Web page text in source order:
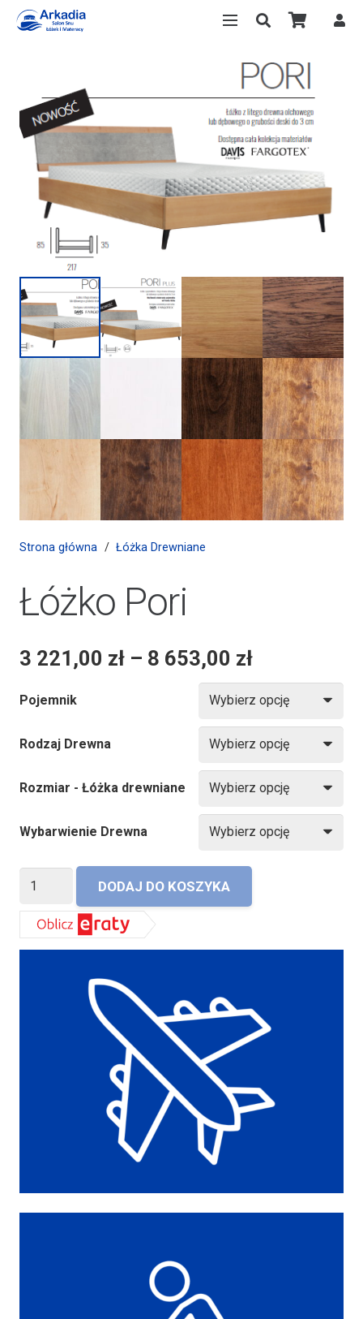
Strona główna / Łóżka Drewniane
Łóżko Pori
3 221,00 zł – 8 653,00 zł
Pojemnik
Rodzaj Drewna
Rozmiar - Łóżka drewniane
Wybarwienie Drewna
ilość
Pori
DODAJ DO KOSZYKA